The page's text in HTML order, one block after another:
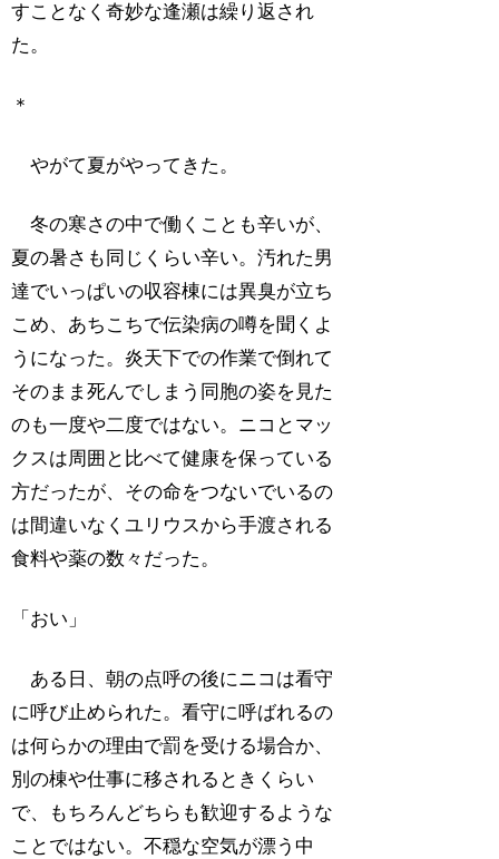
すことなく奇妙な逢瀬は繰り返され
た。
＊
やがて夏がやってきた。
冬の寒さの中で働くことも辛いが、
夏の暑さも同じくらい辛い。汚れた男
達でいっぱいの収容棟には異臭が立ち
こめ、あちこちで伝染病の噂を聞くよ
うになった。炎天下での作業で倒れて
そのまま死んでしまう同胞の姿を見た
のも一度や二度ではない。ニコとマッ
クスは周囲と比べて健康を保っている
方だったが、その命をつないでいるの
は間違いなくユリウスから手渡される
食料や薬の数々だった。
「おい」
ある日、朝の点呼の後にニコは看守
に呼び止められた。看守に呼ばれるの
は何らかの理由で罰を受ける場合か、
別の棟や仕事に移されるときくらい
で、もちろんどちらも歓迎するような
ことではない。不穏な空気が漂う中